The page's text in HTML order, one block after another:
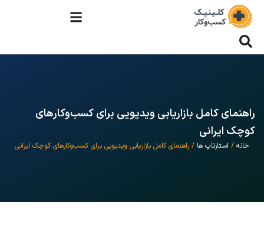
راهنمای کامل بازاریابی ویدیویی برای کسب‌وکارهای
کوچک ایرانی
خانه / استارتاپ ها / راهنمای کامل بازاریابی ویدیویی برای کسب‌وکارهای کوچک ایرانی